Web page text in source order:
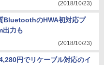
(2018/10/23)
BluetoothのHWA初対応プ
出力も
(2018/10/23)
円でリケーブル対応のイ